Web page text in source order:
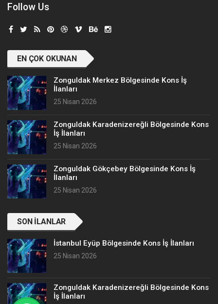
Follow Us
EN ÇOK OKUNAN
Zonguldak Merkez Bölgesinde Kons İş
İlanları
25 Nisan 2026
Zonguldak Karadenizereğli Bölgesinde Kons
İş İlanları
25 Nisan 2026
Zonguldak Gökçebey Bölgesinde Kons İş
İlanları
25 Nisan 2026
SON İLANLAR
İstanbul Eyüp Bölgesinde Kons İş İlanları
25 Nisan 2026
Zonguldak Karadenizereğli Bölgesinde Kons
İş İlanları